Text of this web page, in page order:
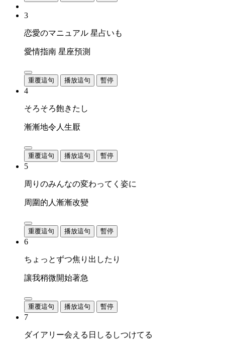
3
恋愛のマニュアル 星占いも
愛情指南 星座預測
重覆這句 播放這句 暫停
4
そろそろ飽きたし
漸漸地令人生厭
重覆這句 播放這句 暫停
5
周りのみんなの変わってく姿に
周圍的人漸漸改變
重覆這句 播放這句 暫停
6
ちょっとずつ焦り出したり
讓我稍微開始著急
重覆這句 播放這句 暫停
7
ダイアリー会える日しるしつけてる